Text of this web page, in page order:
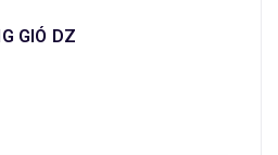
GIÓ DZ